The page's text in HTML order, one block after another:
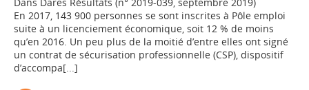
En 2017, 143 900 personnes se sont inscrites à Pôle emploi
suite à un licenciement économique, soit 12 % de moins
qu’en 2016. Un peu plus de la moitié d’entre elles ont signé
un contrat de sécurisation professionnelle (CSP), dispositif
d’accompa[...]
Appels à projets